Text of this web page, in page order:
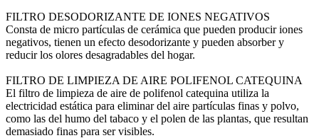
FILTRO DESODORIZANTE DE IONES NEGATIVOS
Consta de micro partículas de cerámica que pueden producir iones
negativos, tienen un efecto desodorizante y pueden absorber y
reducir los olores desagradables del hogar.
FILTRO DE LIMPIEZA DE AIRE POLIFENOL CATEQUINA
El filtro de limpieza de aire de polifenol catequina utiliza la
electricidad estática para eliminar del aire partículas finas y polvo,
como las del humo del tabaco y el polen de las plantas, que resultan
demasiado finas para ser visibles.